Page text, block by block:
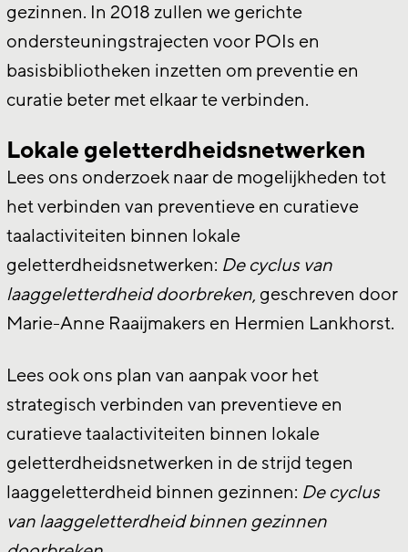
gezinnen. In 2018 zullen we gerichte
ondersteuningstrajecten voor POIs en
basisbibliotheken inzetten om preventie en
curatie beter met elkaar te verbinden.
Lokale geletterdheidsnetwerken
Lees ons onderzoek naar de mogelijkheden tot
het verbinden van preventieve en curatieve
taalactiviteiten binnen lokale
geletterdheidsnetwerken: De cyclus van
laaggeletterdheid doorbreken, geschreven door
Marie-Anne Raaijmakers en Hermien Lankhorst.
Lees ook ons plan van aanpak voor het
strategisch verbinden van preventieve en
curatieve taalactiviteiten binnen lokale
geletterdheidsnetwerken in de strijd tegen
laaggeletterdheid binnen gezinnen: De cyclus
van laaggeletterdheid binnen gezinnen